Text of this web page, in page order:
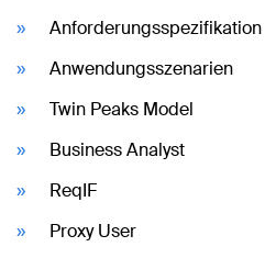
Anforderungsspezifikation
Anwendungsszenarien
Twin Peaks Model
Business Analyst
ReqIF
Proxy User